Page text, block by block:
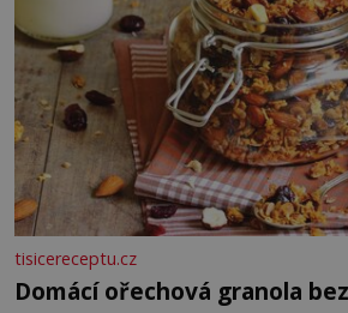
tisicereceptu.cz
Domácí ořechová granola